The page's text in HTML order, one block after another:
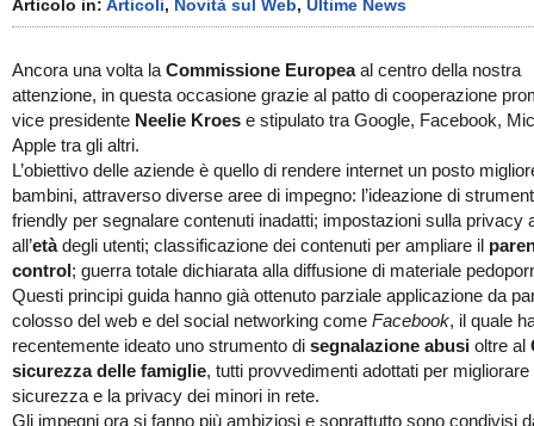
Articolo in: Articoli, Novità sul Web, Ultime News
Ancora una volta la Commissione Europeaal centro della nostra
attenzione, in questa occasione grazie al patto di cooperazione
vice presidente Neelie Kroes e stipulato tra Google, Facebook,
Apple tra gli altri.
L’obiettivo delle aziende è quello di rendere internet un posto
bambini, attraverso diverse aree di impegno: l’ideazione di
friendly per segnalare contenuti inadatti; impostazioni sulla privacy
all’etàdegli utenti; classificazione dei contenuti per ampliare il
control; guerra totale dichiarata alla diffusione di materiale
Questi principi guida hanno già ottenuto parziale applicazione da
colosso del web e del social networking come Facebook, il quale
recentemente ideato uno strumento di segnalazione abusi oltre al
sicurezza delle famiglie, tutti provvedimenti adottati per migliorare
sicurezza e la privacy dei minori in rete.
Gli impegni ora si fanno più ambiziosi e soprattutto sono condivisi